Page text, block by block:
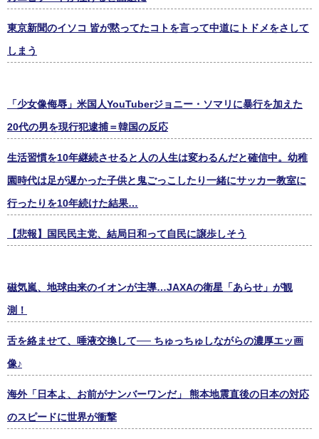
東京新聞のイソコ 皆が黙ってたコトを言って中道にトドメをさして
しまう
「少女像侮辱」米国人YouTuberジョニー・ソマリに暴行を加えた
20代の男を現行犯逮捕＝韓国の反応
生活習慣を10年継続させると人の人生は変わるんだと確信中。幼稚
園時代は足が遅かった子供と鬼ごっこしたり一緒にサッカー教室に
行ったりを10年続けた結果…
【悲報】国民民主党、結局日和って自民に譲歩しそう
磁気嵐、地球由来のイオンが主導…JAXAの衛星「あらせ」が観
測！
舌を絡ませて、唾液交換して── ちゅっちゅしながらの濃厚エッ画
像♪
海外「日本よ、お前がナンバーワンだ」 熊本地震直後の日本の対応
のスピードに世界が衝撃